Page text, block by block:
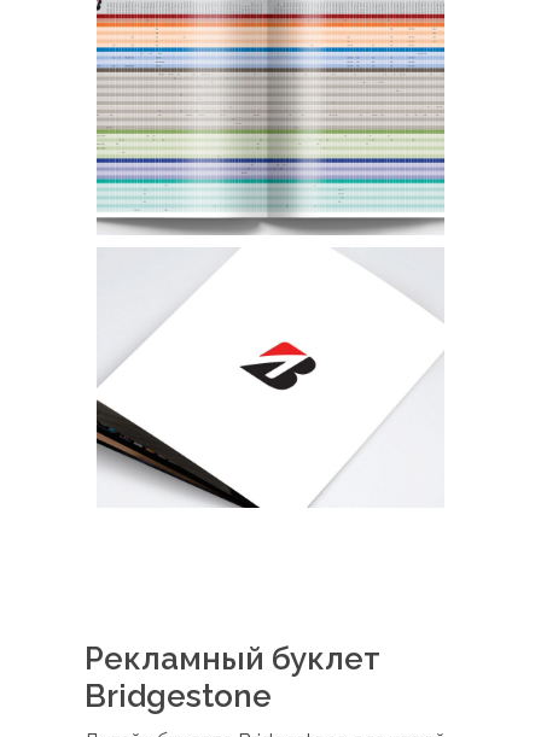
Рекламный буклет
Bridgestone